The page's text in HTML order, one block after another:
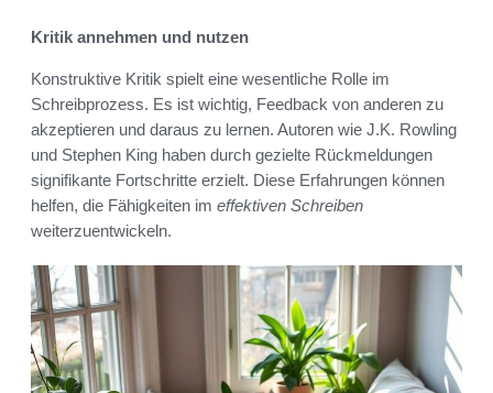
Kritik annehmen und nutzen
Konstruktive Kritik spielt eine wesentliche Rolle im
Schreibprozess. Es ist wichtig, Feedback von anderen zu
akzeptieren und daraus zu lernen. Autoren wie J.K. Rowling
und Stephen King haben durch gezielte Rückmeldungen
signifikante Fortschritte erzielt. Diese Erfahrungen können
helfen, die Fähigkeiten im effektiven Schreiben
weiterzuentwickeln.